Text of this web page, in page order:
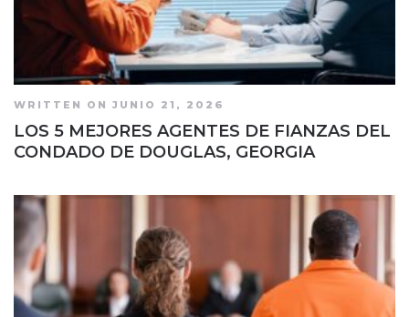
WRITTEN ON JUNIO 21, 2026
LOS 5 MEJORES AGENTES DE FIANZAS DEL
CONDADO DE DOUGLAS, GEORGIA